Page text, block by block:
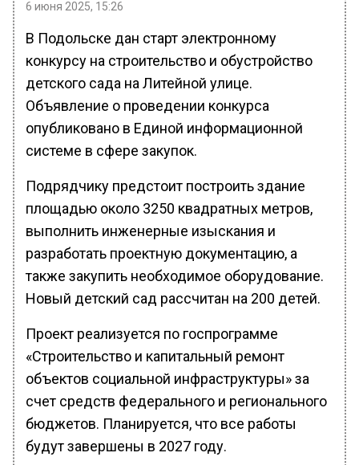
6 июня 2025, 15:26
В Подольске дан старт электронному
конкурсу на строительство и обустройство
детского сада на Литейной улице.
Объявление о проведении конкурса
опубликовано в Единой информационной
системе в сфере закупок.
Подрядчику предстоит построить здание
площадью около 3250 квадратных метров,
выполнить инженерные изыскания и
разработать проектную документацию, а
также закупить необходимое оборудование.
Новый детский сад рассчитан на 200 детей.
Проект реализуется по госпрограмме
«Строительство и капитальный ремонт
объектов социальной инфраструктуры» за
счет средств федерального и регионального
бюджетов. Планируется, что все работы
будут завершены в 2027 году.